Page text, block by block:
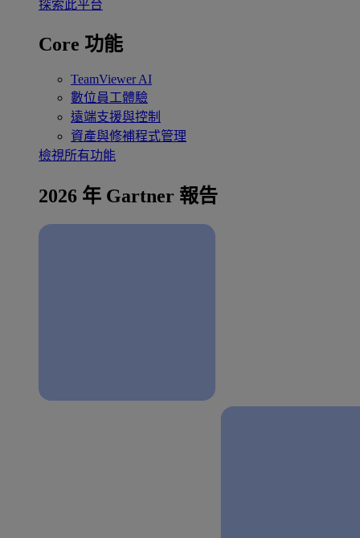
探索此平台
Core 功能
TeamViewer AI
數位員工體驗
遠端支援與控制
資產與修補程式管理
檢視所有功能
2026 年 Gartner 報告